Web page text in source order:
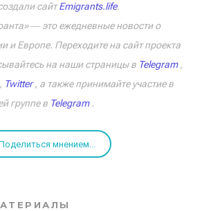
сайтEmigrants.life.
― это ежедневные новости о
и Европе. Переходите на сайт проекта
на наши страницы в Telegram,
, Twitter, а также принимайте участие в
группе в Telegram.
мнением...